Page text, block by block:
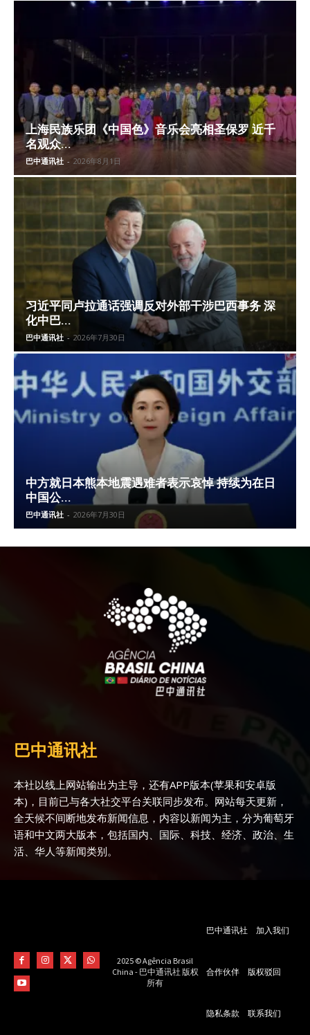
上海民族乐团《中国色》音乐会亮相圣保罗 近千
名观众...
巴中通讯社 - 2026年8月1日
习近平同卢拉通话强调反对外部干涉巴西事务 深
化中巴...
巴中通讯社 - 2026年7月30日
中方就日本熊本地震遇难者表示哀悼 持续为在日
中国公...
巴中通讯社 - 2026年7月30日
巴中通讯社
本社以线上网站输出为主导，还有APP版本(苹果和安卓版
本)，目前已与各大社交平台关联同步发布。网站每天更新，
全天候不间断地发布新闻信息，内容以新闻为主，分为葡萄牙
语和中文两大版本，包括国内、国际、科技、经济、政治、生
活、华人等新闻类别。
2025 © Agência Brasil
China - 巴中通讯社 版权
所有
巴中通讯社 加入我们
合作伙伴 版权驳回
隐私条款 联系我们